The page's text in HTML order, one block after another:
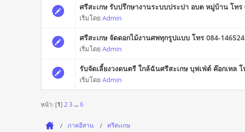
ศรีสะเกษ รับปรึกษางานระบบประปา อบต หมู่บ้าน โทร
เริ่มโดยAdmin
ศรีสะเกษ จัดดอกไม้งานศพทุกรูปแบบ โทร 084-
เริ่มโดยAdmin
รับจัดเลี้ยงวงดนตรี ใกล้ฉันศรีสะเกษ บุฟเฟ่ต์ ค๊อกเทล
เริ่มโดยAdmin
หน้า: [1] 2 3 ...6
ภาคอีสาน ศรีสะเกษ